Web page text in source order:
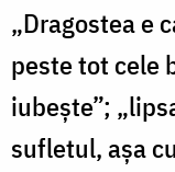
„Dragostea e
peste tot cele
iubește”;
sufletul, așa